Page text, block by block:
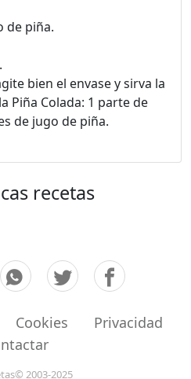
de piña.
bien el envase y sirva la
Piña Colada: 1 parte de
de jugo de piña.
recetas
Cookies
Privacidad
2003-2025